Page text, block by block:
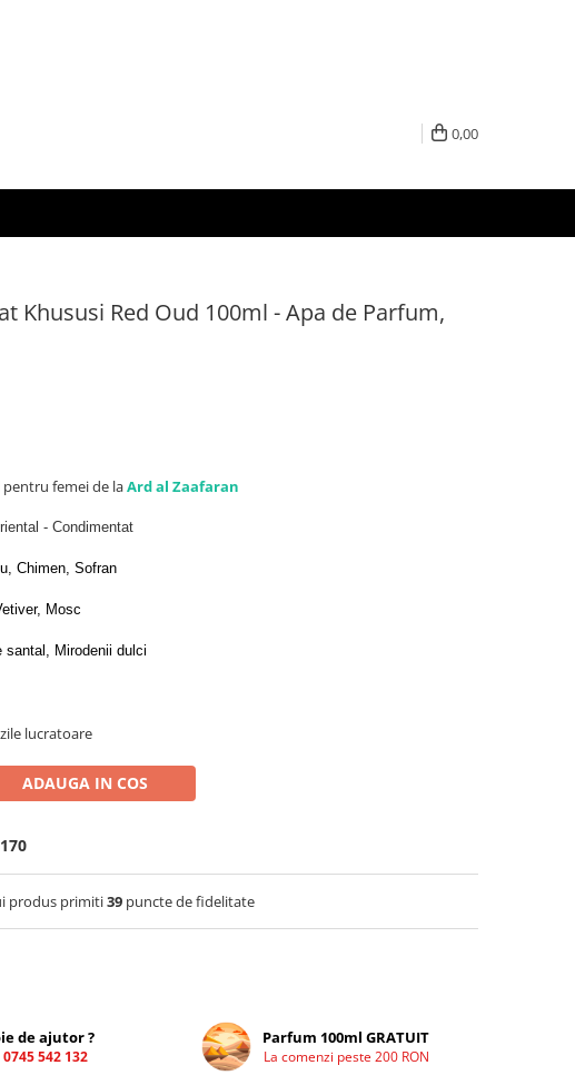
0,00
Khususi Red Oud 100ml - Apa de Parfum,
femei de laArd al Zaafaran
- Condimentat
Chimen, Sofran
Mosc
santal, Mirodenii dulci
lucratoare
ADAUGA IN COS
produs primiti39 puncte de fidelitate
de ajutor ?
0745 542 132
Parfum 100ml GRATUIT
La comenzi peste 200 RON